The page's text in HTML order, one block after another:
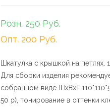
Розн. 250 Руб.
Опт. 200 Руб.
Шкатулка с крышкой на петлях.
Для сборки изделия
собранном виде ШхВхГ
50 р), тонирование в оттенки